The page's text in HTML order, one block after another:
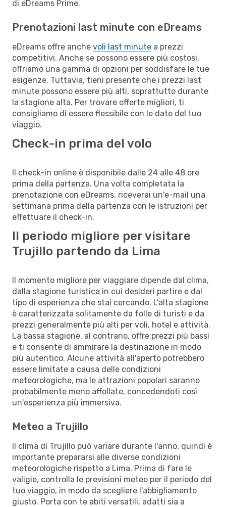
di eDreams Prime.
Prenotazioni last minute con eDreams
eDreams offre anche voli last minute a prezzi
competitivi. Anche se possono essere più costosi,
offriamo una gamma di opzioni per soddisfare le tue
esigenze. Tuttavia, tieni presente che i prezzi last
minute possono essere più alti, soprattutto durante
la stagione alta. Per trovare offerte migliori, ti
consigliamo di essere flessibile con le date del tuo
viaggio.
Check-in prima del volo
Il check-in online è disponibile dalle 24 alle 48 ore
prima della partenza. Una volta completata la
prenotazione con eDreams, riceverai un'e-mail una
settimana prima della partenza con le istruzioni per
effettuare il check-in.
Il periodo migliore per visitare
Trujillo partendo da Lima
Il momento migliore per viaggiare dipende dal clima,
dalla stagione turistica in cui desideri partire e dal
tipo di esperienza che stai cercando. L’alta stagione
è caratterizzata solitamente da folle di turisti e da
prezzi generalmente più alti per voli, hotel e attività.
La bassa stagione, al contrario, offre prezzi più bassi
e ti consente di ammirare la destinazione in modo
più autentico. Alcune attività all'aperto potrebbero
essere limitate a causa delle condizioni
meteorologiche, ma le attrazioni popolari saranno
probabilmente meno affollate, concedendoti così
un'esperienza più immersiva.
Meteo a Trujillo
Il clima di Trujillo può variare durante l'anno, quindi è
importante prepararsi alle diverse condizioni
meteorologiche rispetto a Lima. Prima di fare le
valigie, controlla le previsioni meteo per il periodo del
tuo viaggio, in modo da scegliere l'abbigliamento
giusto. Porta con te abiti versatili, adatti sia a